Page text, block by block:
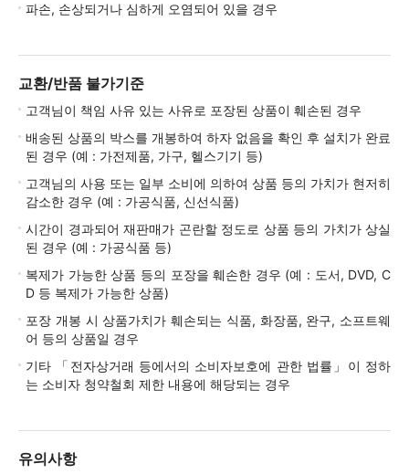
파손, 손상되거나 심하게 오염되어 있을 경우
교환/반품 불가기준
고객님이 책임 사유 있는 사유로 포장된 상품이 훼손된 경우
배송된 상품의 박스를 개봉하여 하자 없음을 확인 후 설치가 완료
된 경우 (예 : 가전제품, 가구, 헬스기기 등)
고객님의 사용 또는 일부 소비에 의하여 상품 등의 가치가 현저히
감소한 경우 (예 : 가공식품, 신선식품)
시간이 경과되어 재판매가 곤란할 정도로 상품 등의 가치가 상실
된 경우 (예 : 가공식품 등)
복제가 가능한 상품 등의 포장을 훼손한 경우 (예 : 도서, DVD, C
D 등 복제가 가능한 상품)
포장 개봉 시 상품가치가 훼손되는 식품, 화장품, 완구, 소프트웨
어 등의 상품일 경우
기타 「전자상거래 등에서의 소비자보호에 관한 법률」이 정하
는 소비자 청약철회 제한 내용에 해당되는 경우
유의사항